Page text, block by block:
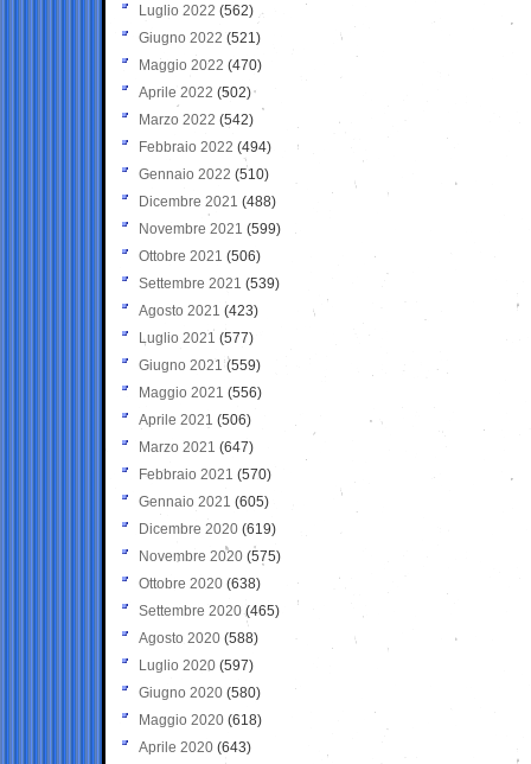
Luglio 2022 (562)
Giugno 2022 (521)
Maggio 2022 (470)
Aprile 2022 (502)
Marzo 2022 (542)
Febbraio 2022 (494)
Gennaio 2022 (510)
Dicembre 2021 (488)
Novembre 2021 (599)
Ottobre 2021 (506)
Settembre 2021 (539)
Agosto 2021 (423)
Luglio 2021 (577)
Giugno 2021(559)
Maggio 2021 (556)
Aprile 2021 (506)
Marzo 2021 (647)
Febbraio 2021 (570)
Gennaio 2021 (605)
Dicembre 2020 (619)
Novembre 2020 (575)
Ottobre 2020 (638)
Settembre 2020(465)
Agosto 2020 (588)
Luglio 2020 (597)
Giugno 2020 (580)
Maggio 2020 (618)
Aprile 2020 (643)